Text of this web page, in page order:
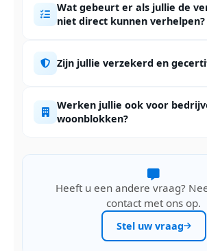
Wat gebeurt er als jullie de
niet direct kunnen verhelpen?
Zijn jullie verzekerd en
Werken jullie ook voor
woonblokken?
Heeft u een andere vraag?
contact met ons op.
Stel uw vraag